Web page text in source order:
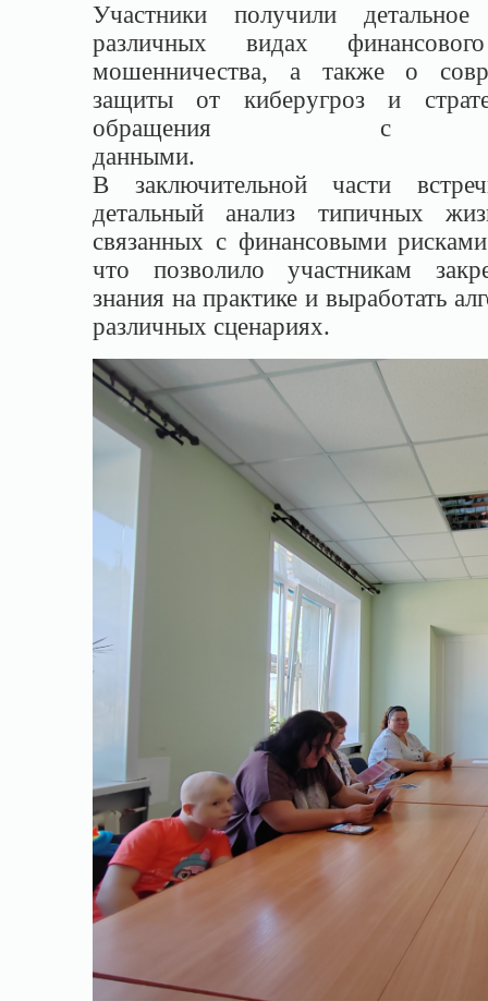
Участники получили детальное
различных видах
мошенничества, а также о
защиты от киберугроз и
обращения с
В заключительной части
детальный анализ типичных
связанных с финансовыми
что позволило участникам
знания на практике и выработать
различных сценариях.